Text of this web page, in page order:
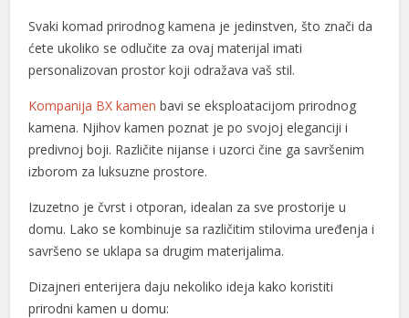
Svaki komad prirodnog kamena je jedinstven, što znači da
ćete ukoliko se odlučite za ovaj materijal imati
personalizovan prostor koji odražava vaš stil.
Kompanija BX kamen bavi se eksploatacijom prirodnog
kamena. Njihov kamen poznat je po svojoj eleganciji i
predivnoj boji. Različite nijanse i uzorci čine ga savršenim
izborom za luksuzne prostore.
Izuzetno je čvrst i otporan, idealan za sve prostorije u
domu. Lako se kombinuje sa različitim stilovima uređenja i
savršeno se uklapa sa drugim materijalima.
Dizajneri enterijera daju nekoliko ideja kako koristiti
prirodni kamen u domu: